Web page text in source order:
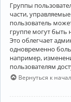
Группы
части,
пользователь
группе могут быть
Это облегчает
одновременно
например,
пользователям
Вернуться к